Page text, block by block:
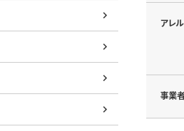
アレ
事業